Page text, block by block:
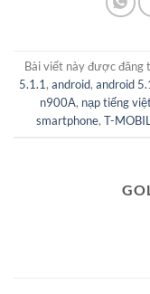
Bài viết này được đăng
5.1.1, android, android
n900A, nạp tiếng
smartphone, T-